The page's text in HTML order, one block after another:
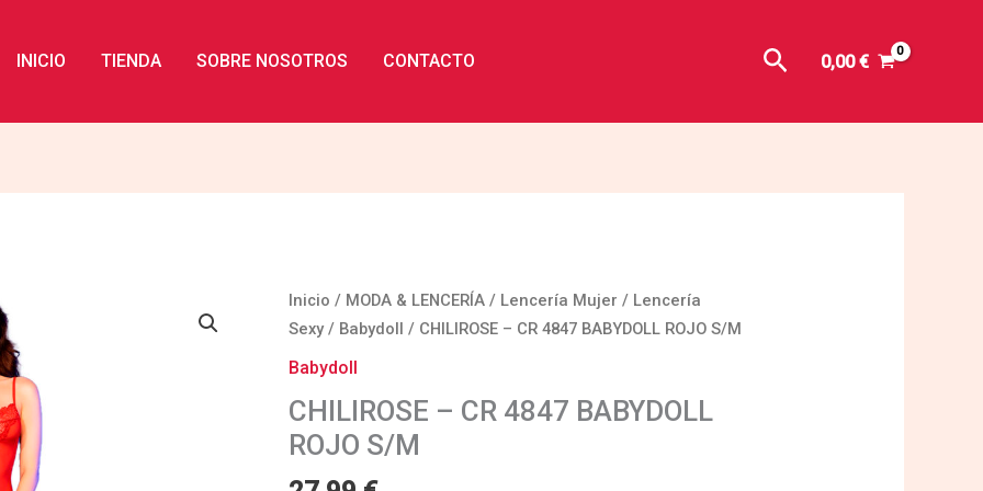
INICIO TIENDA SOBRE NOSOTROS CONTACTO Buscar
0,00€
Inicio / MODA & LENCERÍA / Lencería Mujer / Lencería
Sexy/ Babydoll / CHILIROSE – CR 4847 BABYDOLL ROJO S/M
Babydoll
CHILIROSE – CR 4847 BABYDOLL
ROJO S/M
CHILIROSE
-
CR
BABYDOLL
ROJO